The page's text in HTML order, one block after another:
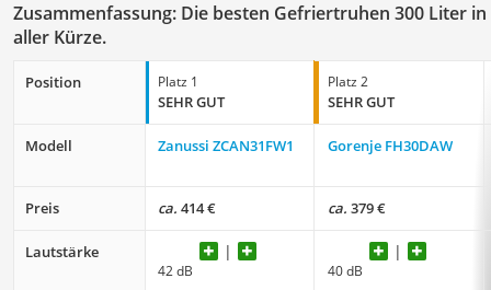
Zusammenfassung: Die besten Gefriertruhen 300 Liter in
aller Kürze.
Position Platz 1
SEHR GUT
Platz 2
SEHR GUT
Modell Zanussi ZCAN31FW1 Gorenje FH30DAW
Preis ca. 414 € ca. 379 €
Lautstärke
42 dB 40 dB